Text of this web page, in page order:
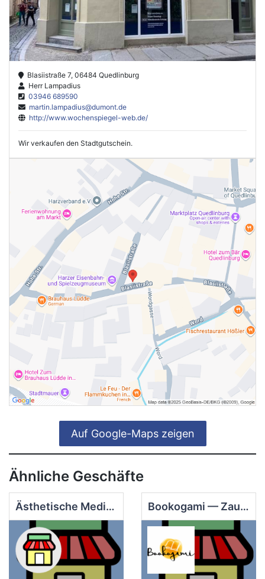
Blasiistraße 7, 06484 Quedlinburg
Herr Lampadius
03946 689590
martin.lampadius@dumont.de
http://www.wochenspiegel-web.de/
Wir verkaufen den Stadtgutschein.
Auf Google-Maps zeigen
Ähnliche Geschäfte
Ästhetische Medizin - Dr. Sabrina Köhler Bookogami — Zauberhaftes aus alten Büchern (Anka Brüggemann)